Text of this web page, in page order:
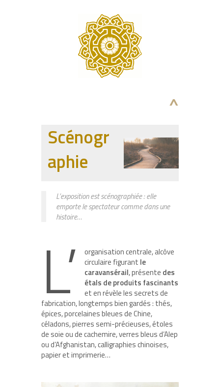
^
Scénogr
aphie
L’exposition est scénographiée : elle
emporte le spectateur comme dans une
histoire…
L’
organisation centrale, alcôve
circulaire figurant le
caravansérail, présente des
étals de produits fascinants
et en révèle les secrets de
fabrication, longtemps bien gardés : thés,
épices, porcelaines bleues de Chine,
céladons, pierres semi-précieuses, étoles
de soie ou de cachemire, verres bleus d’Alep
ou d’Afghanistan, calligraphies chinoises,
papier et imprimerie…